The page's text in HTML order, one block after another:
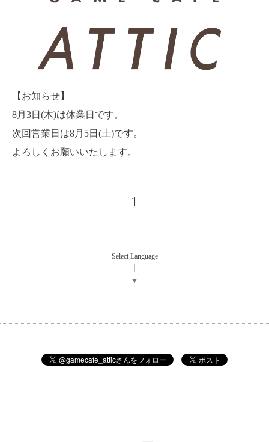
【お知らせ】
8月3日(木)は休業日です。
次回営業日は8月5日(土)です。
よろしくお願いいたします。
1
Select Language
▼